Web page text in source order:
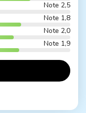
Note 2,5
Note 1,8
Note 2,0
Note 1,9